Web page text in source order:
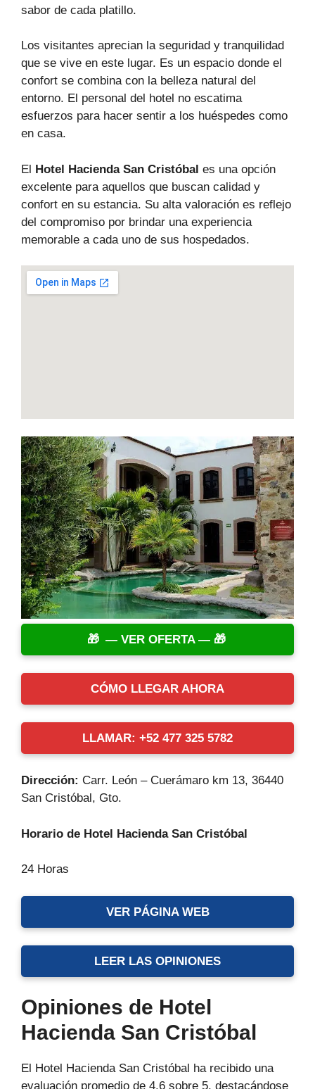
sabor de cada platillo.
Los visitantes aprecian la seguridad y tranquilidad
que se vive en este lugar. Es un espacio donde el
confort se combina con la belleza natural del
entorno. El personal del hotel no escatima
esfuerzos para hacer sentir a los huéspedes como
en casa.
El Hotel Hacienda San Cristóbal es una opción
excelente para aquellos que buscan calidad y
confort en su estancia. Su alta valoración es reflejo
del compromiso por brindar una experiencia
memorable a cada uno de sus hospedados.
— VER OFERTA —
CÓMO LLEGAR AHORA
LLAMAR: +52 477 325 5782
Dirección: Carr. León – Cuerámaro km 13, 36440
San Cristóbal, Gto.
Horario de Hotel Hacienda San Cristóbal
24 Horas
VER PÁGINA WEB
LEER LAS OPINIONES
Opiniones de Hotel
Hacienda San Cristóbal
El Hotel Hacienda San Cristóbal ha recibido una
evaluación promedio de 4.6 sobre 5, destacándose